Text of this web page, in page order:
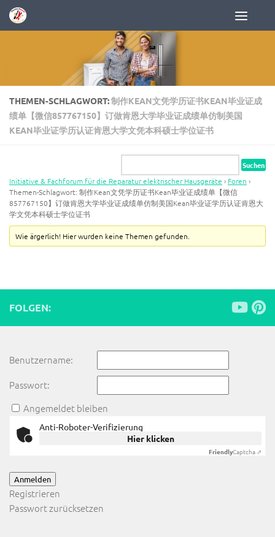
Zum Inhalt springen
THEMEN-SCHLAGWORT:制作KEAN文凭学历证书KEAN毕业证成
绩单【微信857767150】订做肯恩大学毕业证成绩单仿制美国
KEAN毕业证学历认证肯恩大学文凭本科硕士学位证书
Initiative & Fachforum für die Reparatur elektrischer Hausgeräte › Foren ›
Themen-Schlagwort: 制作Kean文凭学历证书Kean毕业证成绩单【微信
857767150】订做肯恩大学毕业证成绩单仿制美国Kean毕业证学历认证肯恩大
学文凭本科硕士学位证书
Wie ärgerlich! Hier wurden keine Themen gefunden.
FOLGEN:
Benutzername:
Passwort:
Angemeldet bleiben
Anti-Roboter-Verifizierung
Hier klicken
FriendlyCaptcha ⇗
Anmelden
Registrieren
Passwort zurücksetzen